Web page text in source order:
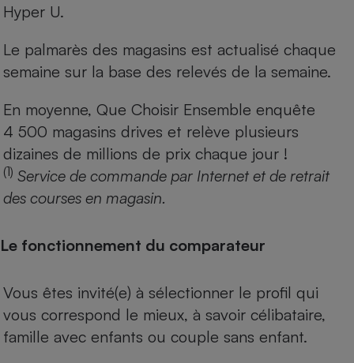
Hyper U.
Le palmarès des magasins est actualisé chaque
semaine sur la base des relevés de la semaine.
En moyenne, Que Choisir Ensemble enquête
4 500 magasins drives et relève plusieurs
dizaines de millions de prix chaque jour !
(1) Service de commande par Internet et de retrait
des courses en magasin.
Le fonctionnement du comparateur
Vous êtes invité(e) à sélectionner le profil qui
vous correspond le mieux, à savoir célibataire,
famille avec enfants ou couple sans enfant.